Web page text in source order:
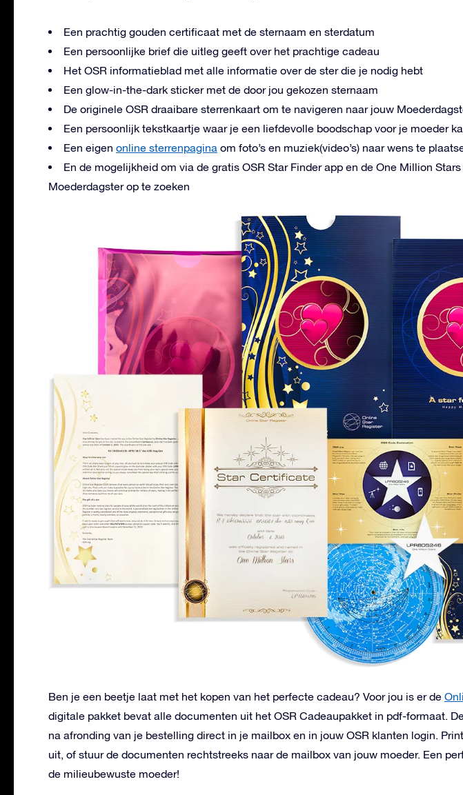
Een prachtig gouden certificaat met de sternaam en sterdatum
Een persoonlijke brief die uitleg geeft over het prachtige cadeau
Het OSR informatieblad met alle informatie over de ster die je nodig hebt
Een glow-in-the-dark sticker met de door jou gekozen sternaam
De originele OSR draaibare sterrenkaart om te navigeren naar jouw
Een persoonlijk tekstkaartje waar je een liefdevolle boodschap voor je moeder
Een eigen online sterrenpagina om foto’s en muziek(video’s) naar wens te
En de mogelijkheid om via de gratis OSR Star Finder app en de One Million
Moederdagster op te zoeken
Ben je een beetje laat met het kopen van het perfecte cadeau? Voor jou is er de
digitale pakket bevat alle documenten uit het OSR Cadeaupakket in pdf-formaat.
na afronding van je bestelling direct in je mailbox en in jouw OSR klanten login.
uit, of stuur de documenten rechtstreeks naar de mailbox van jouw moeder. Een
de milieubewuste moeder!